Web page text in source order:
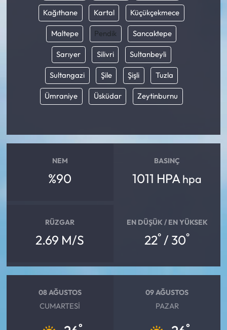
Kağıthane Kartal Küçükçekmece
Maltepe Pendik Sancaktepe
Sarıyer Silivri Sultanbeyli
Sultangazi Şile Şişli Tuzla
Ümraniye Üsküdar Zeytinburnu
NEM
%90
BASINÇ
1011 HPA hpa
RÜZGAR
2.69 M/S
EN DÜŞÜK / EN YÜKSEK
22° / 30°
08 AĞUSTOS
CUMARTESI
°
09 AĞUSTOS
PAZAR
°